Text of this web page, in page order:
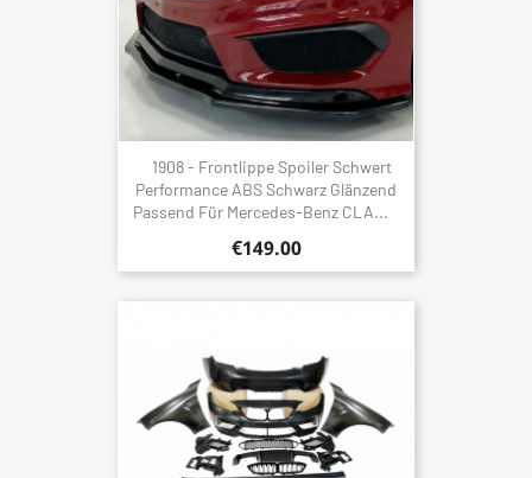
1908 - Frontlippe Spoiler Schwert
Performance ABS Schwarz Glänzend
Passend Für Mercedes-Benz CLA...
€149.00